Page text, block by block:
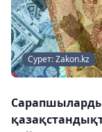
Сурет: Zakon.kz